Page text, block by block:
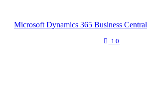
Microsoft Dynamics 365 Business Central
10